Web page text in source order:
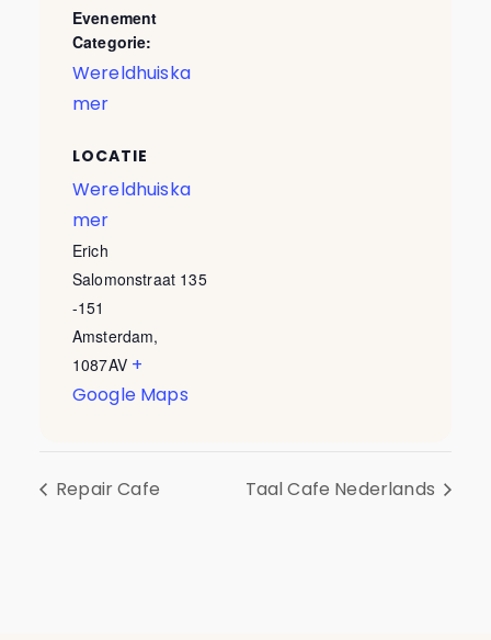
Evenement
Categorie:
Wereldhuiska
mer
LOCATIE
Wereldhuiska
mer
Erich
Salomonstraat 135
-151
Amsterdam,
1087AV +
Google Maps
Repair Cafe Taal Cafe Nederlands